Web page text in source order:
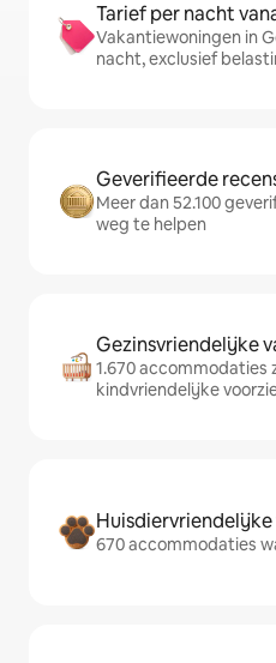
Tarief per nacht
Vakantiewoningen in
nacht, exclusief
Geverifieerde
Meer dan 52.100
weg te helpen
Gezinsvriendelijke
1.670 accommodaties
kindvriendelijke
670 accommodaties